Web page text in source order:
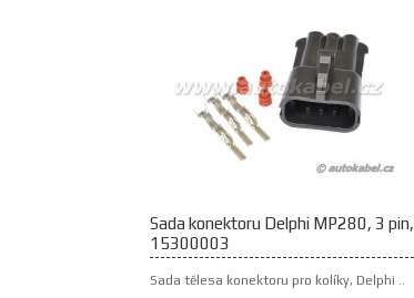
Sada konektoru Delphi MP280, 3 pin,
15300003
Sada tělesa konektoru pro kolíky, Delphi ..